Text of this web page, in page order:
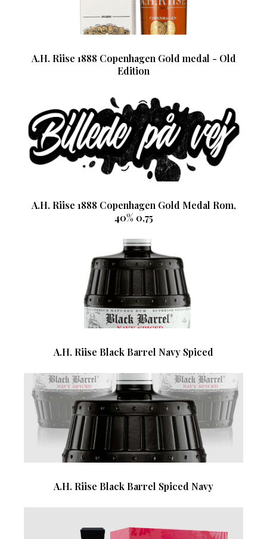
A.H. Riise 1888 Copenhagen Gold medal - Old
Edition
A.H. Riise 1888 Copenhagen Gold Medal Rom,
40% 0,75
A.H. Riise Black Barrel Navy Spiced
A.H. Riise Black Barrel Spiced Navy